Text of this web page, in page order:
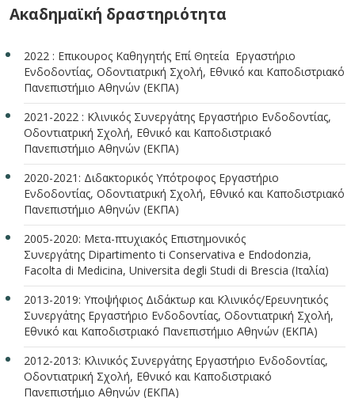
Ακαδημαϊκή δραστηριότητα
2022 : Επικουρος Καθηγητής Επί Θητεία Εργαστήριο
Ενδοδοντίας, Οδοντιατρική Σχολή, Εθνικό και Καποδιστριακό
Πανεπιστήμιο Αθηνών (ΕΚΠΑ)
2021-2022 : Κλινικός Συνεργάτης Εργαστήριο Ενδοδοντίας,
Οδοντιατρική Σχολή, Εθνικό και Καποδιστριακό
Πανεπιστήμιο Αθηνών (ΕΚΠΑ)
2020-2021: Διδακτορικός Υπότροφος Εργαστήριο
Ενδοδοντίας, Οδοντιατρική Σχολή, Εθνικό και Καποδιστριακό
Πανεπιστήμιο Αθηνών (ΕΚΠΑ)
2005-2020: Μετα-πτυχιακός Επιστημονικός
Συνεργάτης Dipartimento ti Conservativa e Endodonzia,
Facolta di Medicina, Universita degli Studi di Brescia (Ιταλία)
2013-2019: Υποψήφιος Διδάκτωρ και Κλινικός/Ερευνητικός
Συνεργάτης Εργαστήριο Ενδοδοντίας, Οδοντιατρική Σχολή,
Εθνικό και Καποδιστριακό Πανεπιστήμιο Αθηνών (ΕΚΠΑ)
2012-2013: Κλινικός Συνεργάτης Εργαστήριο Ενδοδοντίας,
Οδοντιατρική Σχολή, Εθνικό και Καποδιστριακό
Πανεπιστήμιο Αθηνών (ΕΚΠΑ)